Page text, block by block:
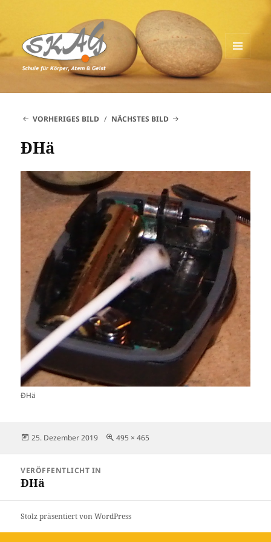
Schule für Körper, Atem & Geist
VORHERIGES BILD NÄCHSTES BILD
ÐHä
ÐHä
Veröffentlicht
25. Dezember 2019 Originalgröße
495 × 465
VERÖFFENTLICHT IN
ÐHä
Stolz präsentiert von WordPress